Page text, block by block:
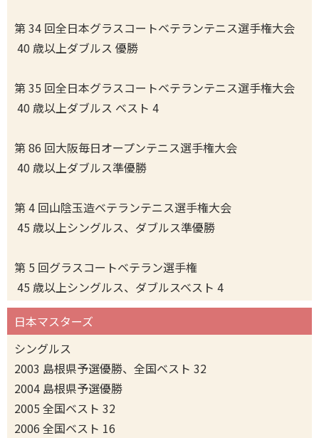
第 34 回全日本グラスコートベテランテニス選手権大会
40 歳以上ダブルス 優勝
第 35 回全日本グラスコートベテランテニス選手権大会
40 歳以上ダブルス ベスト 4
第 86 回大阪毎日オープンテニス選手権大会
40 歳以上ダブルス準優勝
第 4 回山陰玉造ベテランテニス選手権大会
45 歳以上シングルス、ダブルス準優勝
第 5 回グラスコートベテラン選手権
45 歳以上シングルス、ダブルスベスト 4
日本マスターズ
シングルス
2003 島根県予選優勝、全国ベスト 32
2004 島根県予選優勝
2005 全国ベスト 32
2006 全国ベスト 16